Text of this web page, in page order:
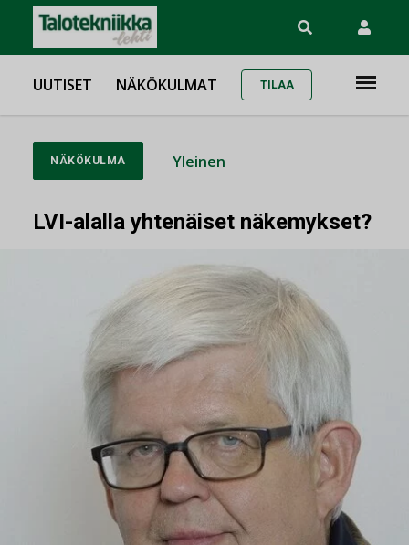
UUTISET NÄKÖKULMAT TILAA
NÄKÖKULMA Yleinen
LVI-alalla yhtenäiset näkemykset?